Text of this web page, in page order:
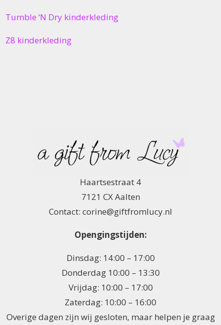
Tumble ‘N Dry kinderkleding
Z8 kinderkleding
Haartsestraat 4
7121 CX Aalten
Contact: corine@giftfromlucy.nl
Opengingstijden:
Dinsdag: 14:00 – 17:00
Donderdag 10:00 – 13:30
Vrijdag: 10:00 – 17:00
Zaterdag: 10:00 – 16:00
Overige dagen zijn wij gesloten, maar helpen je graag